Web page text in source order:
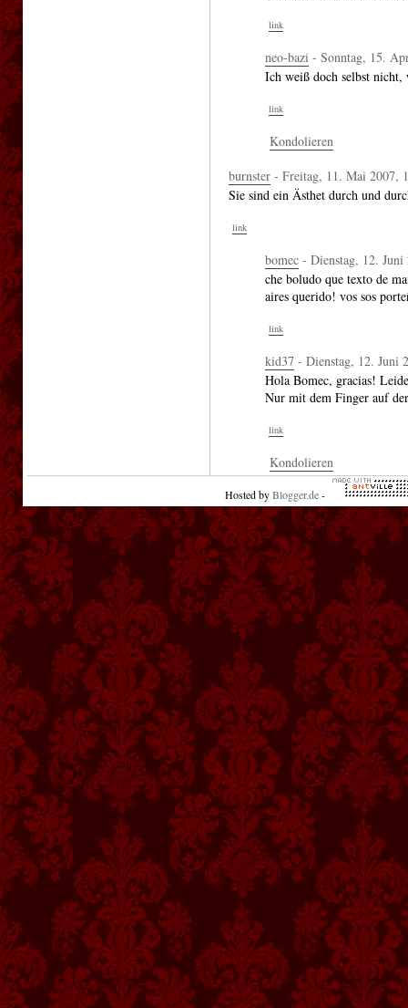
link
neo-bazi - Sonntag, 15.
Ich weiß doch selbst nicht,
link
Kondolieren
burnster - Freitag, 11. Mai 2007,
Sie sind ein Ästhet durch und
link
bomec - Dienstag, 12. Juni
che boludo que texto de
aires querido! vos sos
link
kid37 - Dienstag, 12. Juni
Hola Bomec, gracias!
Nur mit dem Finger auf
link
Kondolieren
Hosted byBlogger.de-